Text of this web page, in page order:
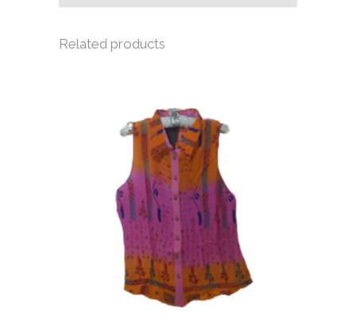
Related products